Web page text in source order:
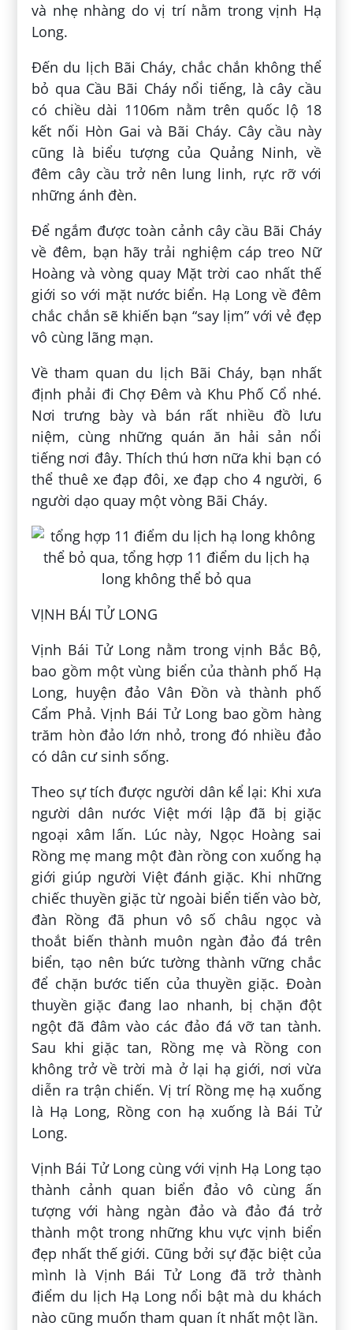
và nhẹ nhàng do vị trí nằm trong vịnh Hạ
Long.
Đến du lịch Bãi Cháy, chắc chắn không thể
bỏ qua Cầu Bãi Cháy nổi tiếng, là cây cầu
có chiều dài 1106m nằm trên quốc lộ 18
kết nối Hòn Gai và Bãi Cháy. Cây cầu này
cũng là biểu tượng của Quảng Ninh, về
đêm cây cầu trở nên lung linh, rực rỡ với
những ánh đèn.
Để ngắm được toàn cảnh cây cầu Bãi Cháy
về đêm, bạn hãy trải nghiệm cáp treo Nữ
Hoàng và vòng quay Mặt trời cao nhất thế
giới so với mặt nước biển. Hạ Long về đêm
chắc chắn sẽ khiến bạn “say lịm” với vẻ đẹp
vô cùng lãng mạn.
Về tham quan du lịch Bãi Cháy, bạn nhất
định phải đi Chợ Đêm và Khu Phố Cổ nhé.
Nơi trưng bày và bán rất nhiều đồ lưu
niệm, cùng những quán ăn hải sản nổi
tiếng nơi đây. Thích thú hơn nữa khi bạn có
thể thuê xe đạp đôi, xe đạp cho 4 người, 6
người dạo quay một vòng Bãi Cháy.
VỊNH BÁI TỬ LONG
Vịnh Bái Tử Long nằm trong vịnh Bắc Bộ,
bao gồm một vùng biển của thành phố Hạ
Long, huyện đảo Vân Đồn và thành phố
Cẩm Phả. Vịnh Bái Tử Long bao gồm hàng
trăm hòn đảo lớn nhỏ, trong đó nhiều đảo
có dân cư sinh sống.
Theo sự tích được người dân kể lại: Khi xưa
người dân nước Việt mới lập đã bị giặc
ngoại xâm lấn. Lúc này, Ngọc Hoàng sai
Rồng mẹ mang một đàn rồng con xuống hạ
giới giúp người Việt đánh giặc. Khi những
chiếc thuyền giặc từ ngoài biển tiến vào bờ,
đàn Rồng đã phun vô số châu ngọc và
thoắt biến thành muôn ngàn đảo đá trên
biển, tạo nên bức tường thành vững chắc
để chặn bước tiến của thuyền giặc. Đoàn
thuyền giặc đang lao nhanh, bị chặn đột
ngột đã đâm vào các đảo đá vỡ tan tành.
Sau khi giặc tan, Rồng mẹ và Rồng con
không trở về trời mà ở lại hạ giới, nơi vừa
diễn ra trận chiến. Vị trí Rồng mẹ hạ xuống
là Hạ Long, Rồng con hạ xuống là Bái Tử
Long.
Vịnh Bái Tử Long cùng với vịnh Hạ Long tạo
thành cảnh quan biển đảo vô cùng ấn
tượng với hàng ngàn đảo và đảo đá trở
thành một trong những khu vực vịnh biển
đẹp nhất thế giới. Cũng bởi sự đặc biệt của
mình là Vịnh Bái Tử Long đã trở thành
điểm du lịch Hạ Long nổi bật mà du khách
nào cũng muốn tham quan ít nhất một lần.